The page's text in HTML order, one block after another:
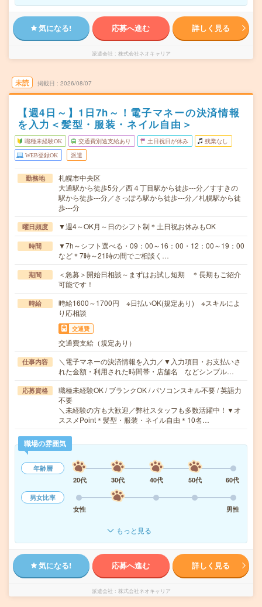
気になる! 応募へ進む 詳しく見る
派遣会社 株式会社ネオキャリア
未読 掲載日 2026/08/07
【週4日～】1日7h～！電子マネーの決済情報
を入力＜髪型・服装・ネイル自由＞
職種未経験OK 交通費別途支給あり 土日祝日が休み 残業なし
WEB登録OK 派遣
勤務地
札幌市中央区
大通駅から徒歩5分／西４丁目駅から徒歩---分／すすきの
駅から徒歩---分／さっぽろ駅から徒歩---分／札幌駅から徒
歩---分
曜日頻度 ▼週4～OK月～日のシフト制＊土日祝お休みもOK
時間
▼7h～シフト選べる・09：00～16：00・12：00～19：00
など＊7時～21時の間でご相談く…
期間
＜急募＞開始日相談～まずはお試し短期 ＊長期もご紹介
可能です！
時給
時給1600～1700円 ※日払いOK(規定あり) ※スキルによ
り応相談
交通費
交通費支給（規定あり）
仕事内容
＼電子マネーの決済情報を入力／▼入力項目・お支払いさ
れた金額・利用された時間帯・店舗名 などシンプル…
応募資格
職種未経験OK / ブランクOK / パソコンスキル不要 / 英語力
不要
＼未経験の方も大歓迎／弊社スタッフも多数活躍中！▼オ
ススメPoint＊髪型・服装・ネイル自由＊10名…
職場の雰囲気
年齢層
20代
30代 40代 50代
60代
男女比率
女性
男性
もっと見る
気になる! 応募へ進む 詳しく見る
派遣会社 株式会社ネオキャリア